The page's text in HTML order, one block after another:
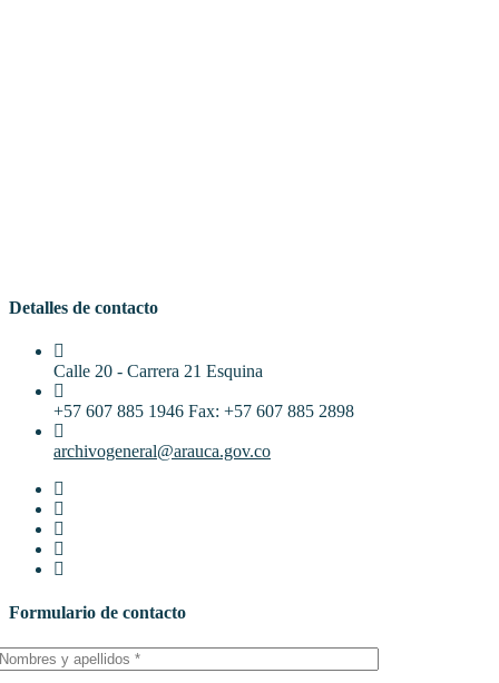
Detalles de contacto
Calle 20 - Carrera 21 Esquina
+57 607 885 1946 Fax: +57 607 885 2898
archivogeneral@arauca.gov.co
Formulario de contacto